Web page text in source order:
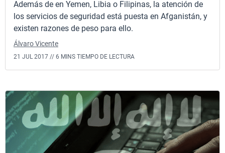
Además de en Yemen, Libia o Filipinas, la atención de
los servicios de seguridad está puesta en Afganistán, y
existen razones de peso para ello.
Álvaro Vicente
21 JUL 2017 // 6 MINS TIEMPO DE LECTURA